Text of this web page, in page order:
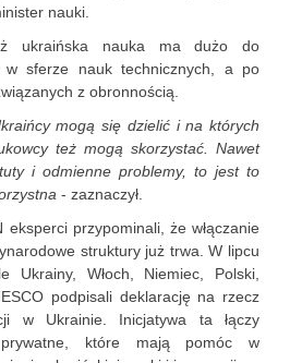
nauki.
ukraińska nauka ma dużo do
w sferze nauk technicznych, a po
z obronnością.
mogą się dzielić i na których
też mogą skorzystać. Nawet
i odmienne problemy, to jest to
- zaznaczył.
eksperci przypominali, że włączanie
struktury już trwa. W lipcu
Ukrainy, Włoch, Niemiec, Polski,
podpisali deklarację na rzecz
w Ukrainie. Inicjatywa ta łączy
które mają pomóc w